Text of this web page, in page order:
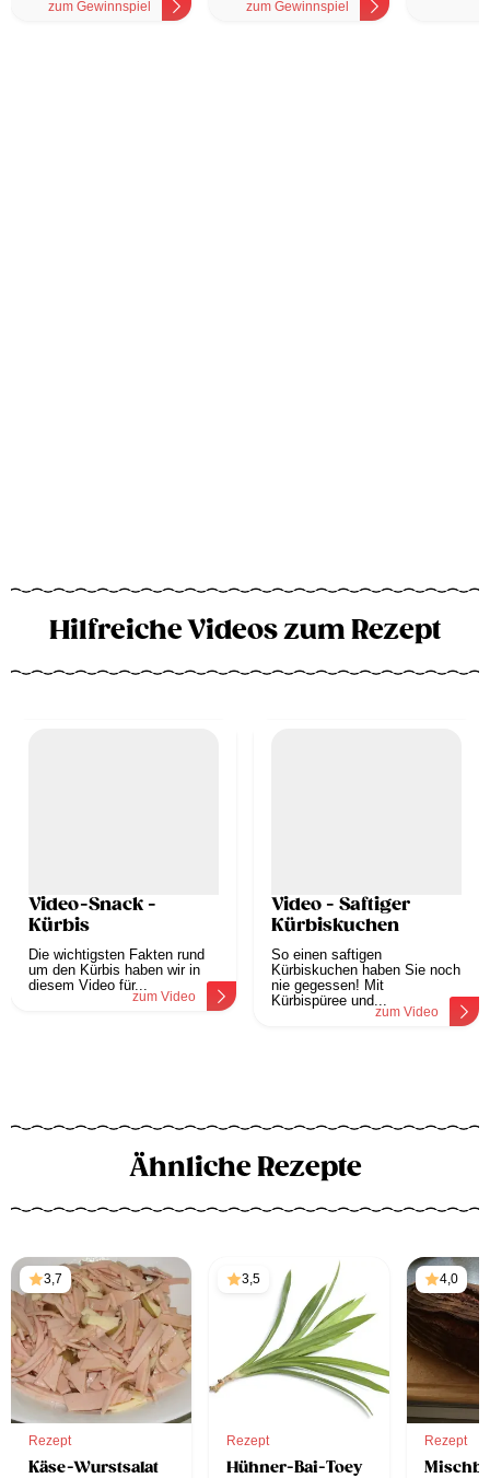
zum Gewinnspiel zum Gewinnspiel
Hilfreiche Videos zum Rezept
Video-Snack -
Kürbis
Die wichtigsten Fakten rund
um den Kürbis haben wir in
diesem Video für...
zum Video
Video - Saftiger
Kürbiskuchen
So einen saftigen
Kürbiskuchen haben Sie noch
nie gegessen! Mit
Kürbispüree und...
zum Video
Ähnliche Rezepte
3,7
Rezept
Käse-Wurstsalat
3,5
Rezept
Hühner-Bai-Toey
4,0
Rezept